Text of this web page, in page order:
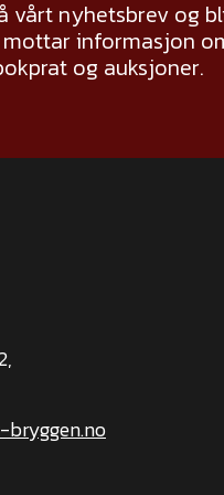
vårt nyhetsbrev og
informasjon
og auksjoner.
bryggen.no